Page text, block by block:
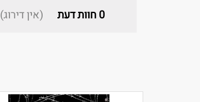
0חוות דעת (אין דירוג)